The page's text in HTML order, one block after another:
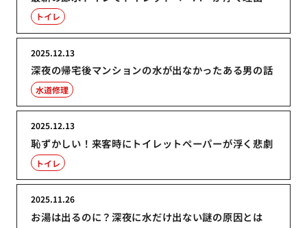
トイレ
深夜の帰宅後マンションの水が出なかったある男の話
2025.12.13
水道修理
恥ずかしい！来客時にトイレットペーパーが浮く悲劇
2025.12.13
トイレ
お湯は出るのに？深夜に水だけ出ない謎の原因とは
2025.11.26